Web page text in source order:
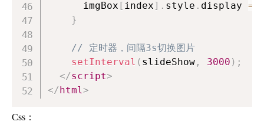
      imgBox
[ index] . style . display =
}
// 定时器，间隔3s切换图片
setInterval ( slideShow, 3000 ) ;
</script>
</html>
Css：